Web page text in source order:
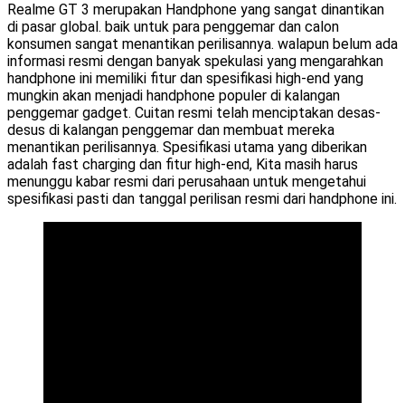
Realme GT 3 merupakan Handphone yang sangat dinantikan
di pasar global. baik untuk para penggemar dan calon
konsumen sangat menantikan perilisannya. walapun belum ada
informasi resmi dengan banyak spekulasi yang mengarahkan
handphone ini memiliki fitur dan spesifikasi high-end yang
mungkin akan menjadi handphone populer di kalangan
penggemar gadget. Cuitan resmi telah menciptakan desas-
desus di kalangan penggemar dan membuat mereka
menantikan perilisannya. Spesifikasi utama yang diberikan
adalah fast charging dan fitur high-end, Kita masih harus
menunggu kabar resmi dari perusahaan untuk mengetahui
spesifikasi pasti dan tanggal perilisan resmi dari handphone ini.